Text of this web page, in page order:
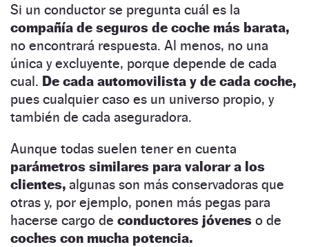
Si un conductor se pregunta cuál es la
compañía de seguros de coche más barata,
no encontrará respuesta. Al menos, no una
única y excluyente, porque depende de cada
cual. De cada automovilista y de cada coche,
pues cualquier caso es un universo propio, y
también de cada aseguradora.
Aunque todas suelen tener en cuenta
parámetros similares para valorar a los
clientes, algunas son más conservadoras que
otras y, por ejemplo, ponen más pegas para
hacerse cargo de conductores jóvenes o de
coches con mucha potencia.